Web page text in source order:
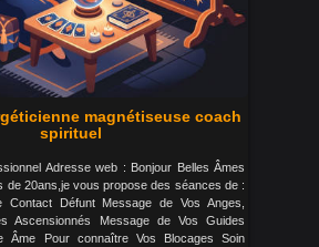
magnétiseuse coach
spirituel
Adresse web : Bonjour Belles Âmes
de 20ans,je vous propose des séances de :
Contact Défunt Message de Vos Anges,
Ascensionnés Message de Vos Guides
Âme Pour connaître Vos Blocages Soin